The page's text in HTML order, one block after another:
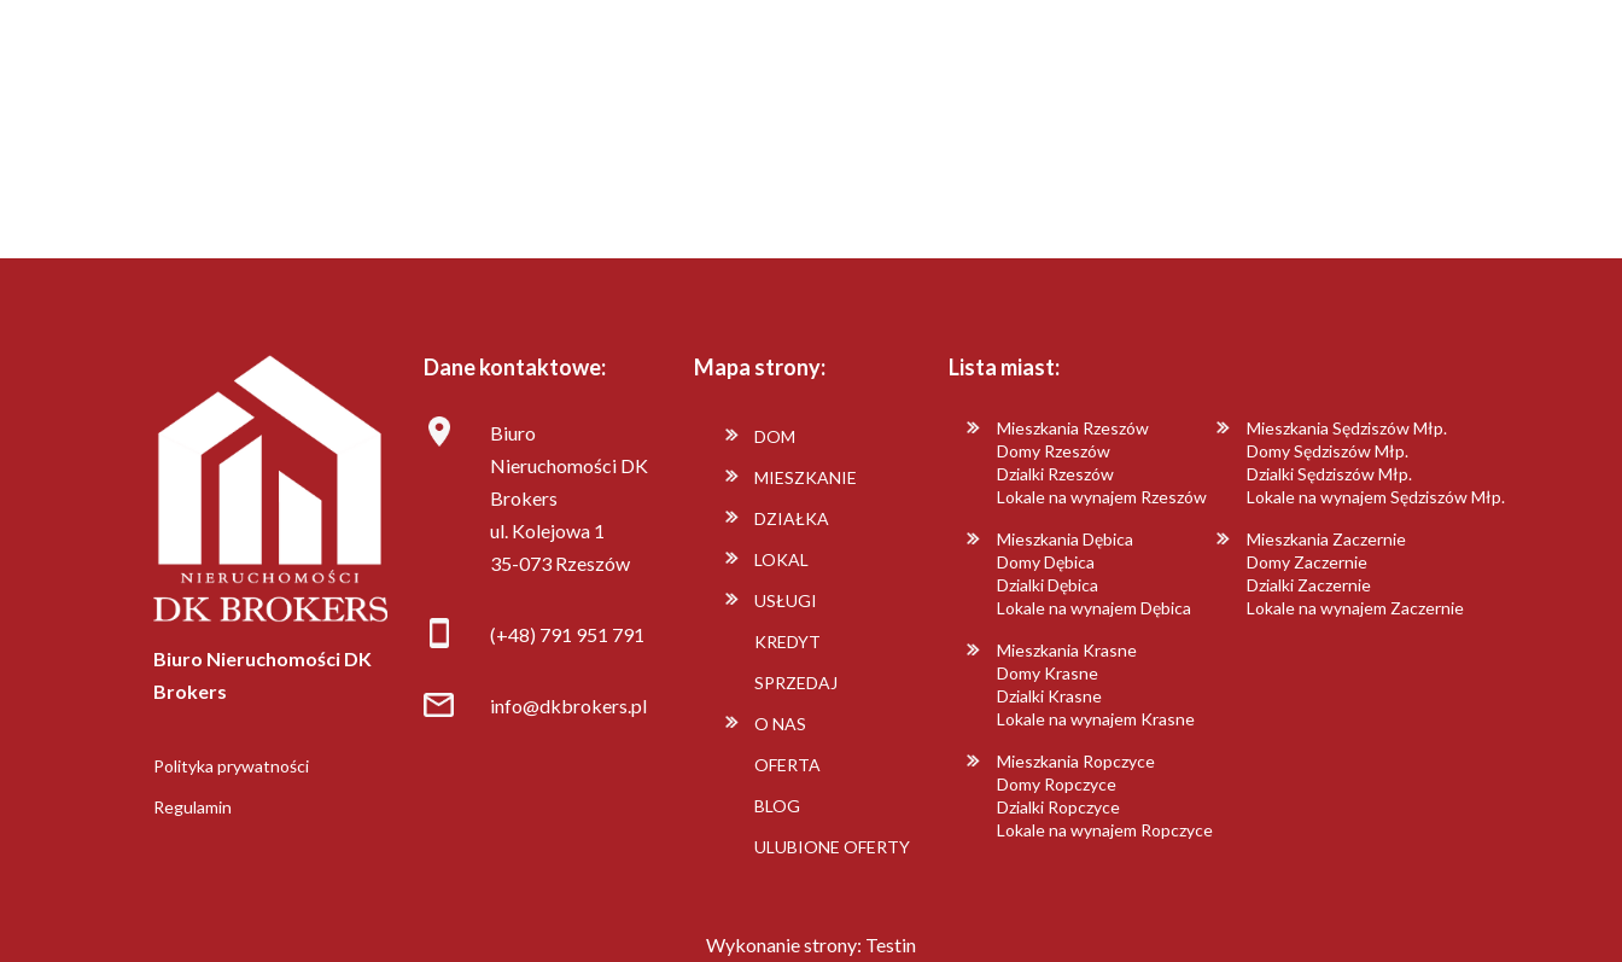
Biuro Nieruchomości DK
Brokers
Polityka prywatności
Regulamin
Dane kontaktowe:
Biuro
Nieruchomości DK
Brokers
ul. Kolejowa 1
35-073 Rzeszów
(+48) 791 951 791
info@dkbrokers.pl
Mapa strony:
DOM
MIESZKANIE
DZIAŁKA
LOKAL
USŁUGI
KREDYT
SPRZEDAJ
O NAS
OFERTA
BLOG
ULUBIONE OFERTY
Lista miast:
Mieszkania Rzeszów
Domy Rzeszów
Dzialki Rzeszów
Lokale na wynajem Rzeszów
Mieszkania Dębica
Domy Dębica
Dzialki Dębica
Lokale na wynajem Dębica
Mieszkania Krasne
Domy Krasne
Dzialki Krasne
Lokale na wynajem Krasne
Mieszkania Ropczyce
Domy Ropczyce
Dzialki Ropczyce
Lokale na wynajem Ropczyce
Mieszkania Sędziszów Młp.
Domy Sędziszów Młp.
Dzialki Sędziszów Młp.
Lokale na wynajem Sędziszów Młp.
Mieszkania Zaczernie
Domy Zaczernie
Dzialki Zaczernie
Lokale na wynajem Zaczernie
Wykonanie strony: Testin